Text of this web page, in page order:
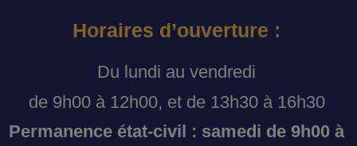
Horaires d’ouverture :
Du lundi au vendredi
de 9h00 à 12h00, et de 13h30 à 16h30
Permanence état-civil : samedi de 9h00 à